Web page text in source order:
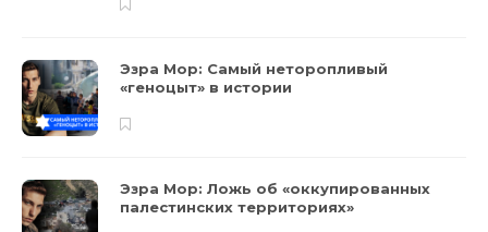
Эзра Мор: Самый неторопливый
«геноцыт» в истории
Эзра Мор: Ложь об «оккупированных
палестинских территориях»